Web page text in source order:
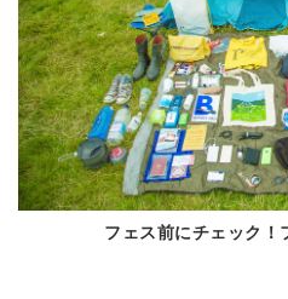
フェス前にチェック！